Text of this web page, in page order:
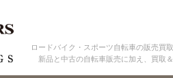
ロードバイク・スポーツ自転車の販売買
新品と中古の自転車販売に加え、買取